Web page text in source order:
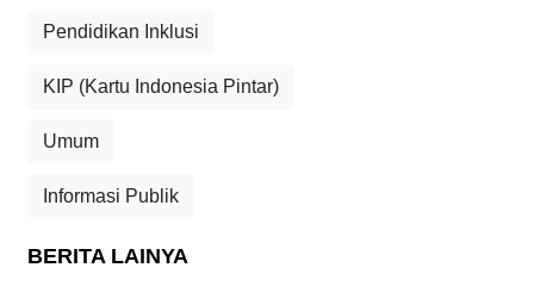
Pendidikan Inklusi
KIP (Kartu Indonesia Pintar)
Umum
Informasi Publik
BERITA LAINYA